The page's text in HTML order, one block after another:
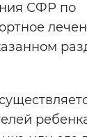
СФР по